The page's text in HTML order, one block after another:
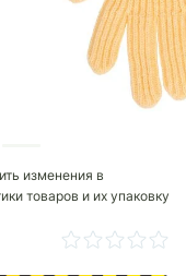
изменения в
товаров и их упаковку